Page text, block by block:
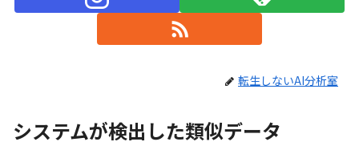
転生しないAI分析室
システムが検出した類似データ